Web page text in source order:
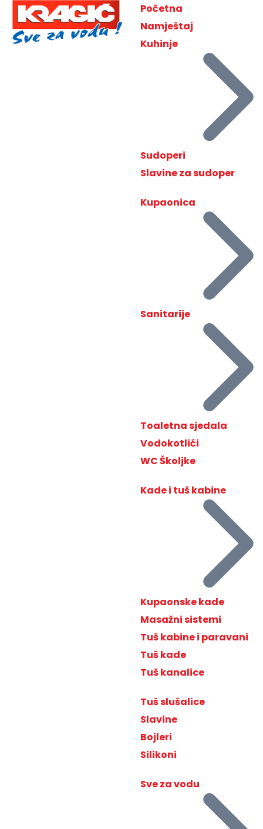
Početna
Namještaj
Kuhinje
Sudoperi
Slavine za sudoper
Kupaonica
Sanitarije
Toaletna sjedala
Vodokotlići
WC Školjke
Kade i tuš kabine
Kupaonske kade
Masažni sistemi
Tuš kabine i paravani
Tuš kade
Tuš kanalice
Tuš slušalice
Slavine
Bojleri
Silikoni
Sve za vodu